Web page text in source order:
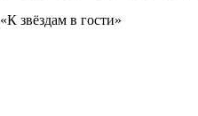
звёздам в гости»